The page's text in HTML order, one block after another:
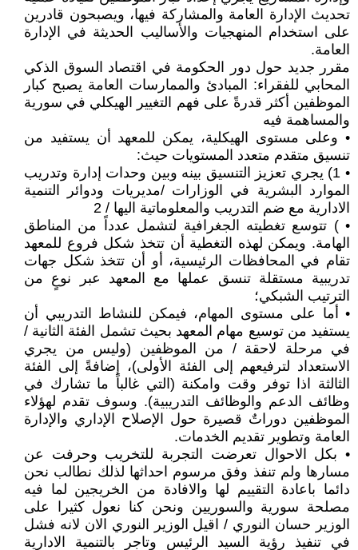
تحديث الإدارة العامة والمشاركة فيها، ويصبحون قادرين
على استخدام المنهجيات والأساليب الحديثة في الإدارة
العامة.
مقرر جديد حول دور الحكومة في اقتصاد السوق الذكي
المحابي للفقراء: المبادئ والممارسات العامة يصبح كبار
الموظفين أكثر قدرةً على فهم التغيير الهيكلي في سورية
والمساهمة فيه
• وعلى مستوى الهيكلية، يمكن للمعهد أن يستفيد من
تنسيق متقدم متعدد المستويات حيث:
• 1) يجري تعزيز التنسيق بينه وبين وحدات إدارة وتدريب
الموارد البشرية في الوزارات /مديريات ودوائر التنمية
الادارية مع ضم التدريب والمعلوماتية اليها / 2
• ) تتوسع تغطيته الجغرافية لتشمل عدداً من المناطق
الهامة. ويمكن لهذه التغطية أن تتخذ شكل فروع للمعهد
تقام في المحافظات الرئيسية، أو أن تتخذ شكل جهات
تدريبية مستقلة تنسق عملها مع المعهد عبر نوعٍ من
الترتيب الشبكي؛
• أما على مستوى المهام، فيمكن للنشاط التدريبي أن
يستفيد من توسيع مهام المعهد بحيث تشمل الفئة الثانية /
في مرحلة لاحقة / من الموظفين (وليس من يجري
الاستعداد لترفيعهم إلى الفئة الأولى)، إضافةً إلى الفئة
الثالثة اذا توفر وقت وامكنة (التي غالباً ما تشارك في
وظائف الدعم والوظائف التدريبية). وسوف تقدم لهؤلاء
الموظفين دوراتٌ قصيرة حول الإصلاح الإداري والإدارة
العامة وتطوير تقديم الخدمات.
• بكل الاحوال تعرضت التجربة للتخريب وحرفت عن
مسارها ولم تنفذ وفق مرسوم احداثها لذلك نطالب نحن
دائما باعادة التقييم لها والافادة من الخريجين لما فيه
مصلحة سورية والسوريين ونحن كنا نعول كثيرا على
الوزير حسان النوري / اقيل الوزير النوري الان لانه فشل
في تنفيذ رؤية السيد الرئيس وتاجر بالتنمية الادارية